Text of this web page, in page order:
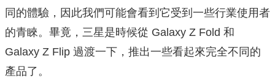
同的體驗，因此我們可能會看到它受到一些行業使用者
的青睞。畢竟，三星是時候從 Galaxy Z Fold 和
Galaxy Z Flip 過渡一下，推出一些看起來完全不同的
產品了。